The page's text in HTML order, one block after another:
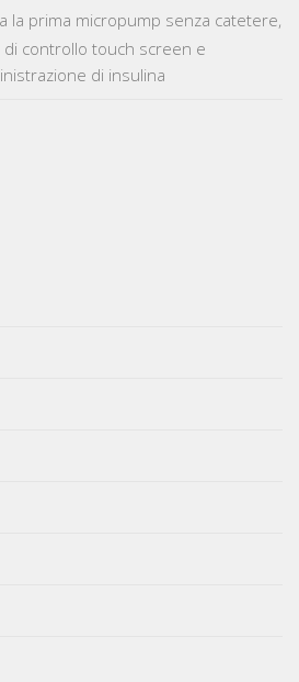
la prima micropump senza catetere,
controllo touch screen e
di insulina